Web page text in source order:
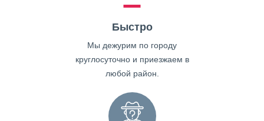
Быстро
Мы дежурим по городу
круглосуточно и приезжаем в
любой район.